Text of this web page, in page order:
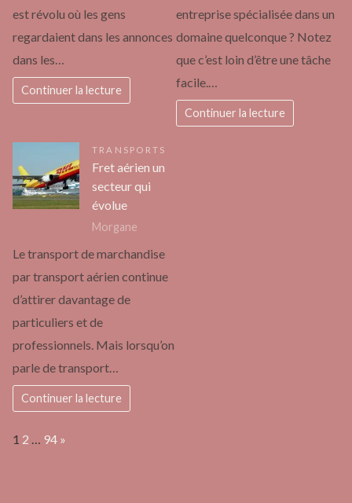
est révolu où les gens
regardaient dans les annonces
dans les…
Continuer la lecture
entreprise spécialisée dans un
domaine quelconque ? Notez
que c’est loin d’être une tâche
facile.…
Continuer la lecture
TRANSPORTS
Fret aérien un
secteur qui
évolue
Morgane
Le transport de marchandise
par transport aérien continue
d’attirer davantage de
particuliers et de
professionnels. Mais lorsqu’on
parle de transport…
Continuer la lecture
Page:
1 2 … 94 Next
»